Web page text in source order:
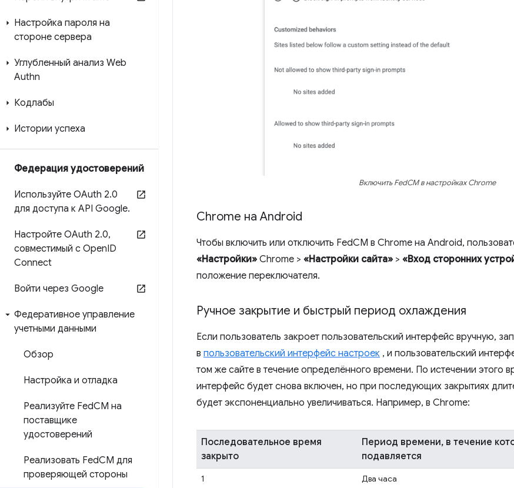
Настройка пароля на
стороне сервера
Углубленный анализ Web
Authn
Кодлабы
Истории успеха
Федерация удостоверений
Используйте OAuth 2.0
для доступа к API Google.
Настройте OAuth 2.0,
совместимый с OpenID
Connect
Войти через Google
Федеративное управление
учетными данными
Обзор
Настройка и отладка
Реализуйте FedCM на
поставщике
удостоверений
Реализовать FedCM для
проверяющей стороны
Включить FedCM в настройках Chrome
Chrome на Android
Чтобы включить или отключить FedCM в Chrome на Android,
«Настройки» Chrome > «Настройки сайта» > «Вход сторонних
положение переключателя.
Ручное закрытие и быстрый период охлаждения
Если пользователь закроет пользовательский интерфейс вручную,
в пользовательский интерфейс настроек , и пользовательский
том же сайте в течение определённого времени. По истечении этого
интерфейс будет снова включен, но при последующих закрытиях
будет экспоненциально увеличиваться. Например, в Chrome:
Последовательное время
закрыто
Период времени, в течение
подавляется
1
Два часа